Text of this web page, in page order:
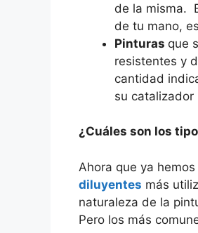
de la misma.
de tu mano,
Pinturas que
resistentes y
cantidad
su catalizador
¿Cuáles son los
Ahora que ya
diluyentes más
naturaleza de la
Pero los más